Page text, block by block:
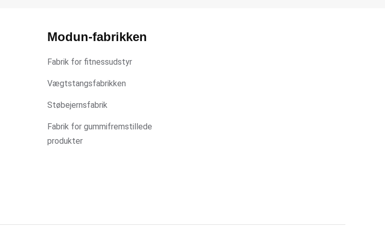
Modun-fabrikken
Fabrik for fitnessudstyr
Vægtstangsfabrikken
Støbejernsfabrik
Fabrik for gummifremstillede
produkter